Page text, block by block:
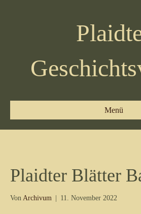
Menü
Plaidter Blätter
Von Archivum 11. November 2022